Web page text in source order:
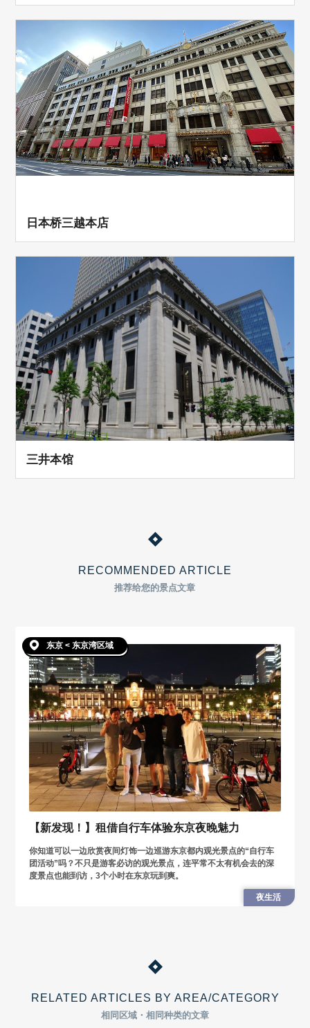
日本桥三越本店
三井本馆
RECOMMENDED ARTICLE
推荐给您的景点文章
东京 < 东京湾区域
【新发现！】租借自行车体验东京夜晚魅力
你知道可以一边欣赏夜间灯饰一边巡游东京都内观光景点的“自行车
团活动”吗？不只是游客必访的观光景点，连平常不太有机会去的深
度景点也能到访，3个小时在东京玩到爽。
夜生活
RELATED ARTICLES BY AREA/CATEGORY
相同区域・相同种类的文章